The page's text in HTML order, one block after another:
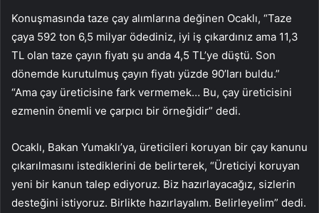
Konuşmasında taze çay alımlarına değinen Ocaklı, “Taze
çaya 592 ton 6,5 milyar ödediniz, iyi iş çıkardınız ama 11,3
TL olan taze çayın fiyatı şu anda 4,5 TL’ye düştü. Son
dönemde kurutulmuş çayın fiyatı yüzde 90’ları buldu.”
“Ama çay üreticisine fark vermemek… Bu, çay üreticisini
ezmenin önemli ve çarpıcı bir örneğidir” dedi.
Ocaklı, Bakan Yumaklı’ya, üreticileri koruyan bir çay kanunu
çıkarılmasını istediklerini de belirterek, “Üreticiyi koruyan
yeni bir kanun talep ediyoruz. Biz hazırlayacağız, sizlerin
desteğini istiyoruz. Birlikte hazırlayalım. Belirleyelim” dedi.